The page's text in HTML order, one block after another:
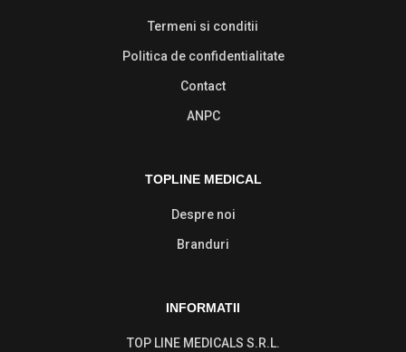
Termeni si conditii
Politica de confidentialitate
Contact
ANPC
TOPLINE MEDICAL
Despre noi
Branduri
INFORMATII
TOP LINE MEDICALS S.R.L.